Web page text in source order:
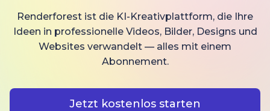
Renderforest ist die KI-Kreativplattform, die Ihre
Ideen in professionelle Videos, Bilder, Designs und
Websites verwandelt — alles mit einem
Abonnement.
Jetzt kostenlos starten